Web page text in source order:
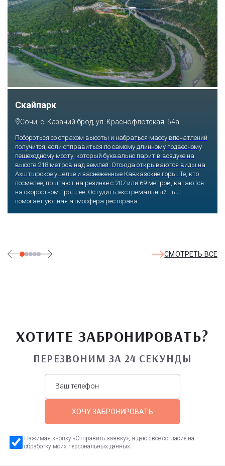
Скайпарк
Сочи, с. Казачий брод, ул. Краснофлотская, 54а
Побороться со страхом высоты и набраться массу впечатлений
получится, если отправиться по самому длинному подвесному
пешеходному мосту, который буквально парит в воздухе на
высоте 218 метров над землей. Отсюда открываются виды на
Ахштырское ущелье и заснеженные Кавказские горы. Те, кто
посмелее, прыгают на резинке с 207 или 69 метров, катаются
на скоростном троллее. Остудить экстремальный пыл
помогает уютная атмосфера ресторана.
СМОТРЕТЬ ВСЕ
ХОТИТЕ ЗАБРОНИРОВАТЬ?
ПЕРЕЗВОНИМ ЗА 24 СЕКУНДЫ
ХОЧУ ЗАБРОНИРОВАТЬ
Нажимая кнопку «Отправить заявку», я даю свое согласие на
обработку моих персональных данных